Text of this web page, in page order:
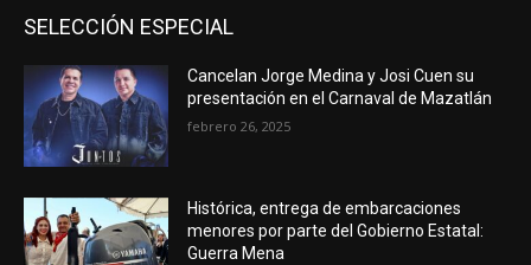
SELECCIÓN ESPECIAL
Cancelan Jorge Medina y Josi Cuen su
presentación en el Carnaval de Mazatlán
febrero 26, 2025
Histórica, entrega de embarcaciones
menores por parte del Gobierno Estatal:
Guerra Mena